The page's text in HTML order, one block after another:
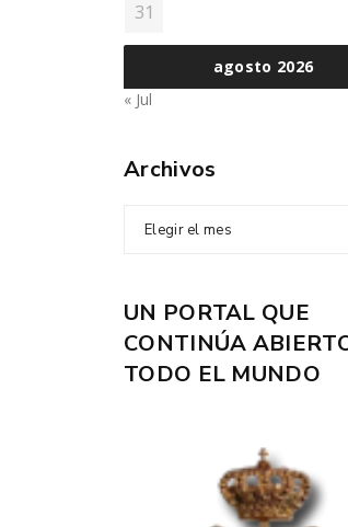
agosto 2026
31
« Jul
Archivos
Elegir el mes
UN PORTAL QUE
CONTINÚA
TODO EL MUNDO